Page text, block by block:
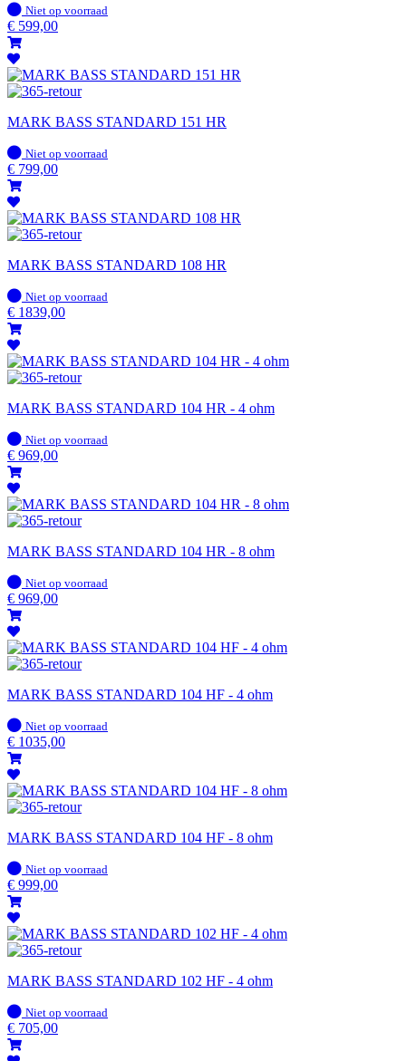
Op
voorraad
Niet op voorraad
€ 599,00
MARK BASS STANDARD 151 HR
Op
voorraad
Niet op voorraad
€ 799,00
MARK BASS STANDARD 108 HR
Op
voorraad
Niet op voorraad
€ 1839,00
MARK BASS STANDARD 104 HR - 4 ohm
Op
voorraad
Niet op voorraad
€ 969,00
MARK BASS STANDARD 104 HR - 8 ohm
Op
voorraad
Niet op voorraad
€ 969,00
MARK BASS STANDARD 104 HF - 4 ohm
Op
voorraad
Niet op voorraad
€ 1035,00
MARK BASS STANDARD 104 HF - 8 ohm
Op
voorraad
Niet op voorraad
€ 999,00
MARK BASS STANDARD 102 HF - 4 ohm
Op
voorraad
Niet op voorraad
€ 705,00